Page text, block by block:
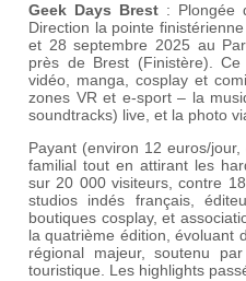
Geek Days Brest : Plongée
Direction la pointe
et 28 septembre 2025 au
près de Brest (Finistère).
vidéo, manga, cosplay et
zones VR et e-sport – la
soundtracks) live, et la photo
Payant (environ 12 euros/
familial tout en attirant les
sur 20 000 visiteurs, contre
studios indés français,
boutiques cosplay, et
la quatrième édition, évoluant
régional majeur, soutenu
touristique. Les highlights